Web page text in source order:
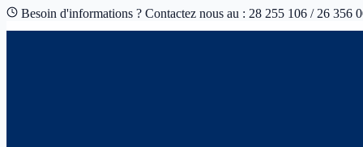
Besoin d'informations ? Contactez nous au : 28 255 106 / 26 356